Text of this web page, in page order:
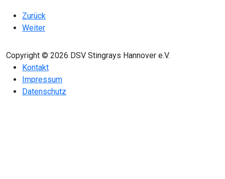
Vorheriger Beitrag: Matchday #10
Zurück
Nächster Beitrag: Saison 2025/26 – Matchday #3
Weiter
Copyright © 2026 DSV Stingrays Hannover e.V.
Kontakt
Impressum
Datenschutz